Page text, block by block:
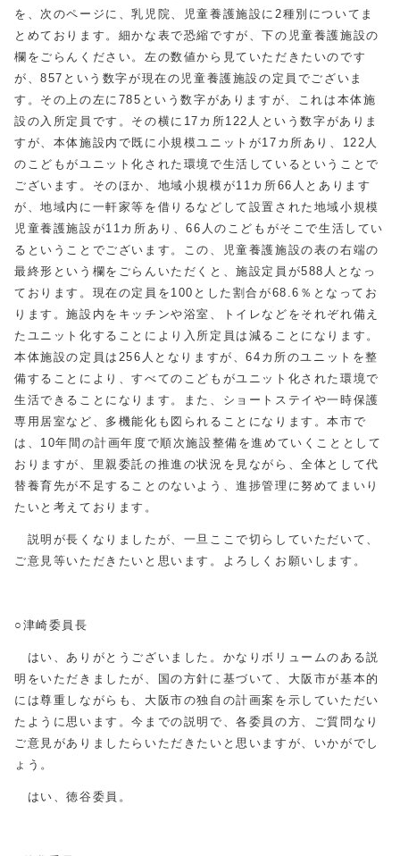
を、次のページに、乳児院、児童養護施設に2種別についてま
とめております。細かな表で恐縮ですが、下の児童養護施設の
欄をごらんください。左の数値から見ていただきたいのです
が、857という数字が現在の児童養護施設の定員でございま
す。その上の左に785という数字がありますが、これは本体施
設の入所定員です。その横に17カ所122人という数字がありま
すが、本体施設内で既に小規模ユニットが17カ所あり、122人
のこどもがユニット化された環境で生活しているということで
ございます。そのほか、地域小規模が11カ所66人とあります
が、地域内に一軒家等を借りるなどして設置された地域小規模
児童養護施設が11カ所あり、66人のこどもがそこで生活してい
るということでございます。この、児童養護施設の表の右端の
最終形という欄をごらんいただくと、施設定員が588人となっ
ております。現在の定員を100とした割合が68.6％となってお
ります。施設内をキッチンや浴室、トイレなどをそれぞれ備え
たユニット化することにより入所定員は減ることになります。
本体施設の定員は256人となりますが、64カ所のユニットを整
備することにより、すべてのこどもがユニット化された環境で
生活できることになります。また、ショートステイや一時保護
専用居室など、多機能化も図られることになります。本市で
は、10年間の計画年度で順次施設整備を進めていくこととして
おりますが、里親委託の推進の状況を見ながら、全体として代
替養育先が不足することのないよう、進捗管理に努めてまいり
たいと考えております。
説明が長くなりましたが、一旦ここで切らしていただいて、
ご意見等いただきたいと思います。よろしくお願いします。
○津崎委員長
はい、ありがとうございました。かなりボリュームのある説
明をいただきましたが、国の方針に基づいて、大阪市が基本的
には尊重しながらも、大阪市の独自の計画案を示していただい
たように思います。今までの説明で、各委員の方、ご質問なり
ご意見がありましたらいただきたいと思いますが、いかがでし
ょう。
はい、徳谷委員。